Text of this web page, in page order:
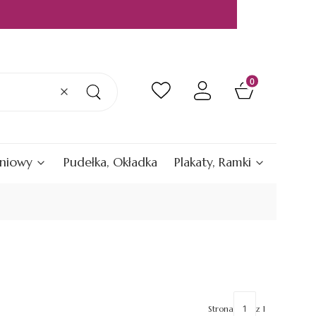
WyczyśćSzukaj
Produkty w
Pudełka, Okładka Plakaty, Ramki
Strona z 1